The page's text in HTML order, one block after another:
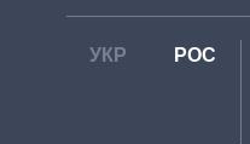
УКР РОС